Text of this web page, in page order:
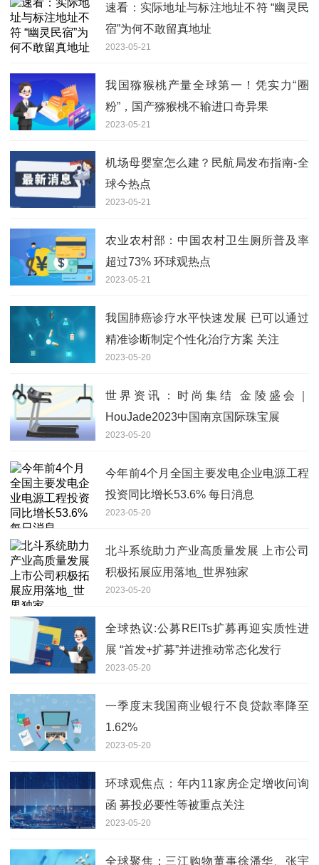
速看：实际地址与标注地址不符 “幽灵民
宿”为何不敢留真地址
2023-05-21
我国猕猴桃产量全球第一！凭实力“圈
粉”，国产猕猴桃不输进口奇异果
2023-05-21
机场母婴室怎么建？民航局发布指南-全
球今热点
2023-05-21
农业农村部：中国农村卫生厕所普及率
超过73% 环球观热点
2023-05-21
我国肺癌诊疗水平快速发展 已可以通过
精准诊断制定个性化治疗方案 关注
2023-05-20
世界资讯：时尚集结 金陵盛会｜
HouJade2023中国南京国际珠宝展
2023-05-20
今年前4个月全国主要发电企业电源工程
投资同比增长53.6% 每日消息
2023-05-20
北斗系统助力产业高质量发展 上市公司
积极拓展应用落地_世界独家
2023-05-20
全球热议:公募REITs扩募再迎实质性进
展 “首发+扩募”并进推动常态化发行
2023-05-20
一季度末我国商业银行不良贷款率降至
1.62%
2023-05-20
环球观焦点：年内11家房企定增收问询
函 募投必要性等被重点关注
2023-05-20
全球聚焦：三江购物董事徐潘华、张宇